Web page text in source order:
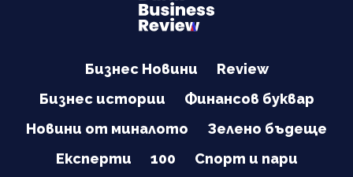
Бизнес Новини
Review
Бизнес истории
Финансов буквар
Новини от миналото
Зелено бъдеще
Експерти
100
Спорт и пари